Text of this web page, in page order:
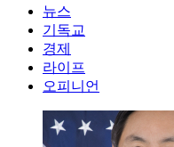
뉴스
기독교
경제
라이프
오피니언